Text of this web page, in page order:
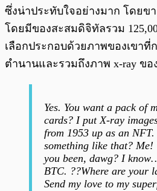
ซึ่งน่าประทับใจอย่างมาก โดยขา
โดยมีของสะสมดิจิทัลรวม
เลือกประกอบด้วยภาพของเขา
ตำนานและรวมถึงภาพ x-ray ขอ
Yes. You want a pack of
cards? I put X-ray
from 1953 up as an NFT.
something like that? Me!
you been, dawg? I
BTC. ??Where are your
Send my love to my